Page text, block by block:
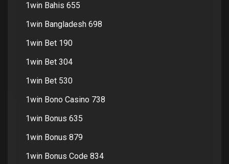
1win Bahis 655
1win Bangladesh 698
1win Bet 190
1win Bet 304
1win Bet 530
1win Bono Casino 738
1win Bonus 635
1win Bonus 879
1win Bonus Code 834